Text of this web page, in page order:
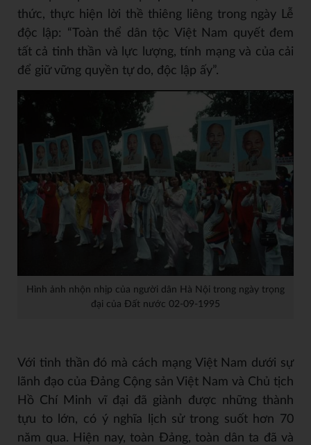
thức, thực hiện lời thề thiêng liêng trong ngày Lễ
độc lập: “Toàn thể dân tộc Việt Nam quyết đem
tất cả tinh thần và lực lượng, tính mạng và của cải
để giữ vững quyền tự do, độc lập ấy”.
Hình ảnh nhộn nhịp của người dân Hà Nội trong ngày trọng
đại của Đất nước 02-09-1995
Với tinh thần đó mà cách mạng Việt Nam dưới sự
lãnh đạo của Đảng Cộng sản Việt Nam và Chủ tịch
Hồ Chí Minh vĩ đại đã giành được những thành
tựu to lớn, có ý nghĩa lịch sử trong suốt hơn 70
năm qua. Hiện nay, toàn Đảng, toàn dân ta đã và